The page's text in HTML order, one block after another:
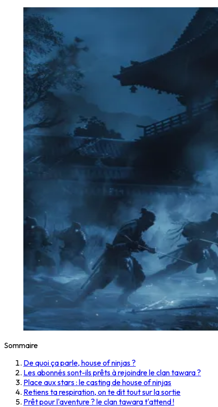
Sommaire
De quoi ça parle, house of ninjas ?
Les abonnés sont-ils prêts à rejoindre le clan tawara ?
Place aux stars : le casting de house of ninjas
Retiens ta respiration, on te dit tout sur la sortie
Prêt pour l'aventure ? le clan tawara t'attend !